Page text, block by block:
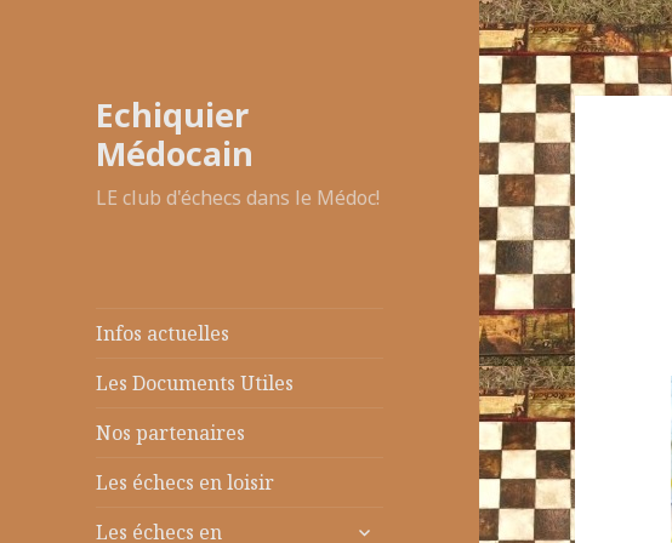
Echiquier
Médocain
LE club d'échecs dans le Médoc!
Infos actuelles
Les Documents Utiles
Nos partenaires
Les échecs en loisir
Les échecs en
ouvrir